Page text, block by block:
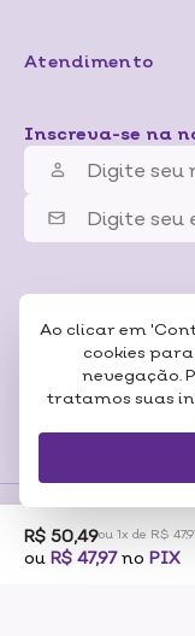
Ao clicar em
cookies
nevegação.
tratamos suas
R$ 50,49ou 1x de R$
ou R$ 47,97no PIX
Atendimento
Inscreva-se na
Certificados